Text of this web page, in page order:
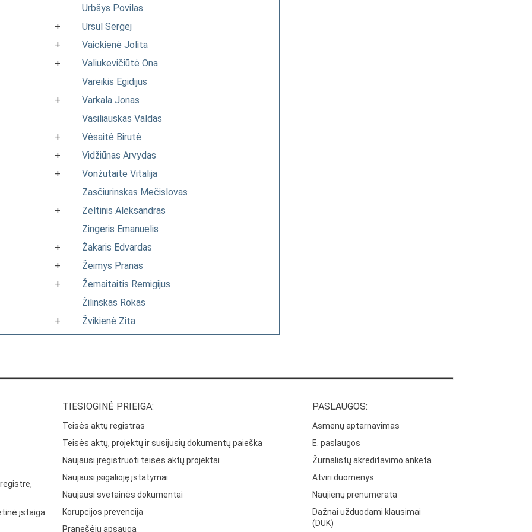
Urbšys Povilas
+
Ursul Sergej
+
Vaickienė Jolita
+
Valiukevičiūtė Ona
Vareikis Egidijus
+
Varkala Jonas
Vasiliauskas Valdas
+
Vėsaitė Birutė
+
Vidžiūnas Arvydas
+
Vonžutaitė Vitalija
Zasčiurinskas Mečislovas
+
Zeltinis Aleksandras
Zingeris Emanuelis
+
Žakaris Edvardas
+
Žeimys Pranas
+
Žemaitaitis Remigijus
Žilinskas Rokas
+
Žvikienė Zita
įstaiga
TIESIOGINĖ PRIEIGA:
Teisės aktų registras
Teisės aktų, projektų ir susijusių dokumentų paieška
Naujausi įregistruoti teisės aktų projektai
Naujausi įsigalioję įstatymai
Naujausi svetainės dokumentai
Korupcijos prevencija
Pranešėjų apsauga
PASLAUGOS:
Asmenų aptarnavimas
E. paslaugos
Žurnalistų akreditavimo anketa
Atviri duomenys
Naujienų prenumerata
Dažnai užduodami klausimai
(DUK)